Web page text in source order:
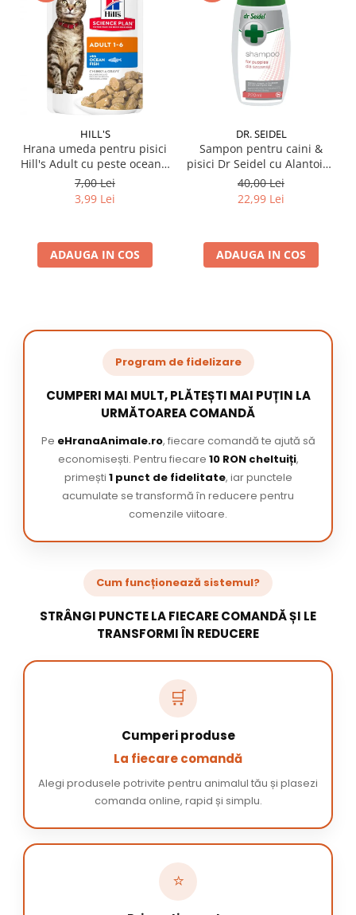
HILL'S
Hrana umeda pentru pisici
Hill's Adult cu peste oceanic
85 gr
7,00 Lei
3,99 Lei
ADAUGA IN COS
DR. SEIDEL
Sampon pentru caini &
pisici Dr Seidel cu Alantoina
220 ml
40,00 Lei
22,99 Lei
ADAUGA IN COS
Program de fidelizare
CUMPERI MAI MULT, PLĂTEȘTI MAI PUȚIN LA
URMĂTOAREA COMANDĂ
Pe eHranaAnimale.ro, fiecare comandă te ajută să
economisești. Pentru fiecare 10 RON cheltuiți,
primești 1 punct de fidelitate, iar punctele
acumulate se transformă în reducere pentru
comenzile viitoare.
Cum funcționează sistemul?
STRÂNGI PUNCTE LA FIECARE COMANDĂ ȘI LE
TRANSFORMI ÎN REDUCERE
🛒
Cumperi produse
La fiecare comandă
Alegi produsele potrivite pentru animalul tău și plasezi
comanda online, rapid și simplu.
⭐